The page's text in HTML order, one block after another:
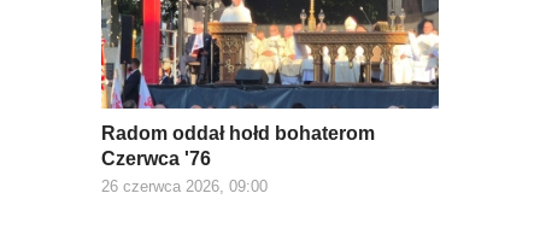
Radom oddał hołd bohaterom
Czerwca '76
26 czerwca 2026, 09:00